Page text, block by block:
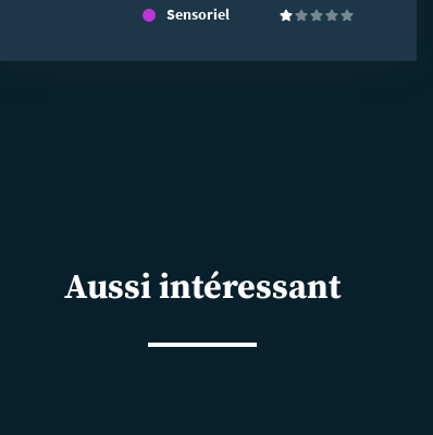
Sensoriel
(1)
Aussi intéressant